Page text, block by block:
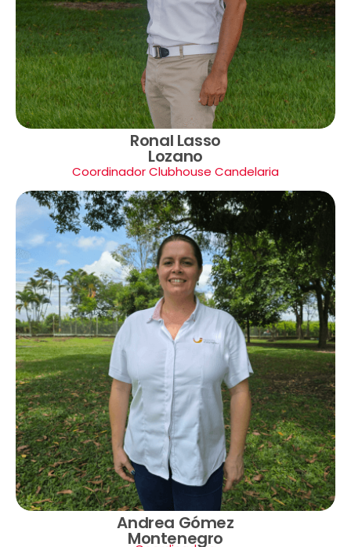
Ronal Lasso
Lozano
Coordinador Clubhouse Candelaria
Andrea Gómez
Montenegro